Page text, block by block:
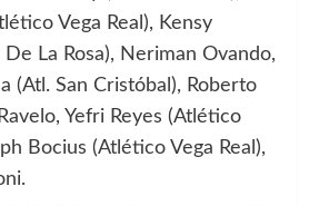
Vega Real), Kensy
La Rosa), Neriman Ovando,
(Atl. San Cristóbal), Roberto
Yefri Reyes (Atlético
Bocius (Atlético Vega Real),